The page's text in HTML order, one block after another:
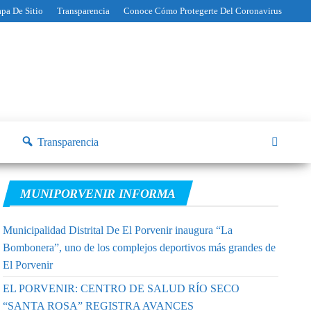
De Sitio Transparencia Conoce Cómo Protegerte Del Coronavirus
Transparencia
MUNIPORVENIR INFORMA
Municipalidad Distrital De El Porvenir inaugura “La
Bombonera”, uno de los complejos deportivos más grandes de
El Porvenir
EL PORVENIR: CENTRO DE SALUD RÍO SECO
“SANTA ROSA” REGISTRA AVANCES